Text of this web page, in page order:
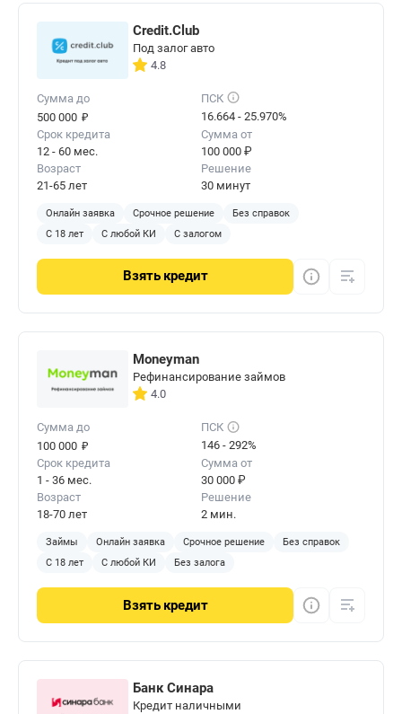
Credit.Club
Под залог авто
4.8
Сумма до
500 000 ₽
ПСК
16.664 - 25.970%
Срок кредита
12 - 60 мес.
Сумма от
100 000 ₽
Возраст
21-65 лет
Решение
30 минут
Онлайн заявка Срочное решение
Без справок
С 18 лет
С любой КИ С залогом
Взять кредит
Moneyman
Рефинансирование займов
4.0
Сумма до
100 000 ₽
ПСК
146 - 292%
Срок кредита
1 - 36 мес.
Сумма от
30 000 ₽
Возраст
18-70 лет
Решение
2 мин.
Займы Онлайн заявка Срочное решение
Без справок
С 18 лет
С любой КИ Без залога
Взять кредит
Банк Синара
Кредит наличными